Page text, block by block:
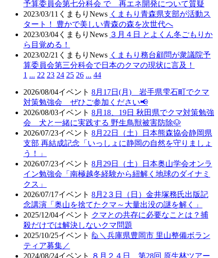
予算委員会第七分科会 で 再エネ開発について質疑
2023/03/11 くまもりNews くまもり青森県支部が活動ス
タート！ 豊かで美しい青森の森を次世代へ
2023/03/04 くまもりNews ３月４日 とよくん冬ごもりか
ら目覚める！
2023/02/21 くまもりNews くまもり務台顧問が衆議院予
算委員会第三分科会で日本のクマの現状に言及！
1 ... 22 23 24 25 26 ... 44
2026/08/04イベント 8月17日(月) 岩手県雫石町でクマ
対策勉強会 ぜひご参加ください📢
2026/08/03イベント 8月18、19日 秋田県でクマ対策勉強
会 犬と一緒に実践する 野生鳥獣被害防除🐶
2026/07/23イベント 8月22日（土）日本熊森協会静岡県
支部 再結成記念「いっしょに静岡の自然を守りましょ
う！」
2026/07/23イベント 8月29日（土）日本奥山学会オンラ
イン勉強会「南極越冬経験から紐解く地球のダイナミ
クス」
2026/07/17イベント 8月2３日（日）金井塚務氏出版記
念講演「奥山を捨てたクマ～大量出没の謎を解く」
2025/12/04イベント クマとの共存に必要なことは？捕
殺だけでは解決しないクマ問題
2025/10/25イベント 🙋＼兵庫県豊岡市 里山整備ボラン
ティア募集／
2024/08/24イベント ８月２４日 第28回 原生林ツアー